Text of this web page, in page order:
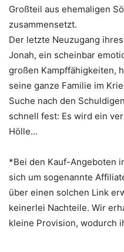
Großteil aus ehemaligen
zusammensetzt.
Der letzte Neuzugang
Jonah, ein scheinbar
großen Kampffähigkeiten,
seine ganze Familie im
Suche nach den
schnell fest: Es wird ein
Hölle…
*Bei den Kauf-Angeboten
sich um sogenannte
über einen solchen Link
keinerlei Nachteile. Wir
kleine Provision, wodurch